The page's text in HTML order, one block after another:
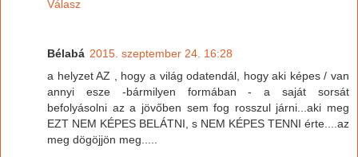
Válasz
Bélabá 2015. szeptember 24. 16:28
a helyzet AZ , hogy a világ odatendál, hogy aki képes / van
annyi esze -bármilyen formában - a saját sorsát
befolyásolni az a jövőben sem fog rosszul járni...aki meg
EZT NEM KÉPES BELÁTNI, s NEM KÉPES TENNI érte....az
meg dögöjjön meg.....